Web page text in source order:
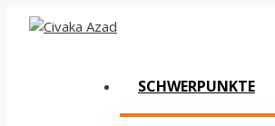
Zum
Inhalt
SCHWERPUNKTE